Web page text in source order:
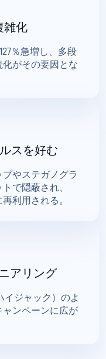
雑化
％急増し、多段
がその要因とな
スを好む
やステガノグラ
で隠蔽され、
利用される。
アリング
イジャック）のよ
ャンペーンに広が